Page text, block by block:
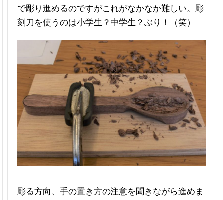
で彫り進めるのですがこれがなかなか難しい。彫
刻刀を使うのは小学生？中学生？ぶり！（笑）
彫る方向、手の置き方の注意を聞きながら進めま